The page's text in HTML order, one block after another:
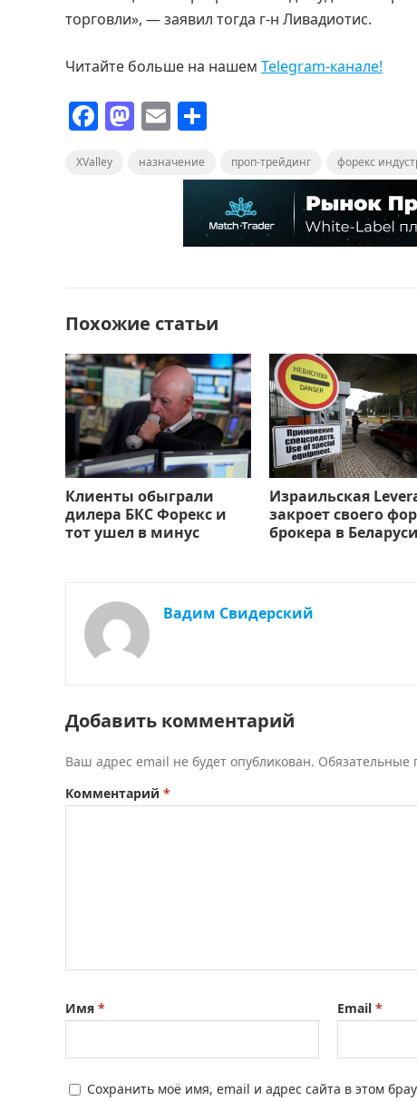
торговли», — заявил тогда г-н Ливадиотис.
Читайте больше на нашем Telegram-канале!
F
c
k
M
st
E
ai п
а
т
ь
XValley назначение проп-трейдинг форекс
Похожие статьи
Клиенты обыграли
дилера БКС Форекс и
тот ушел в минус
Израильская
закроет своего
брокера в Беларуси
Вадим Свидерский
Добавить комментарий
Ваш адрес email не будет опубликован. Обязательные
Комментарий *
Имя * Email *
Сохранить моё имя, email и адрес сайта в этом